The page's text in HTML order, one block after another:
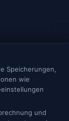
Speicherungen,
wie
und